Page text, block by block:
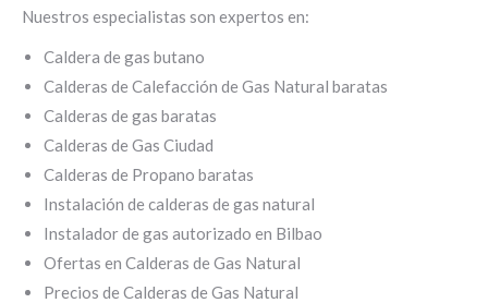
Nuestros especialistas son expertos en:
Caldera de gas butano
Calderas de Calefacción de Gas Natural baratas
Calderas de gas baratas
Calderas de Gas Ciudad
Calderas de Propano baratas
Instalación de calderas de gas natural
Instalador de gas autorizado en Bilbao
Ofertas en Calderas de Gas Natural
Precios de Calderas de Gas Natural